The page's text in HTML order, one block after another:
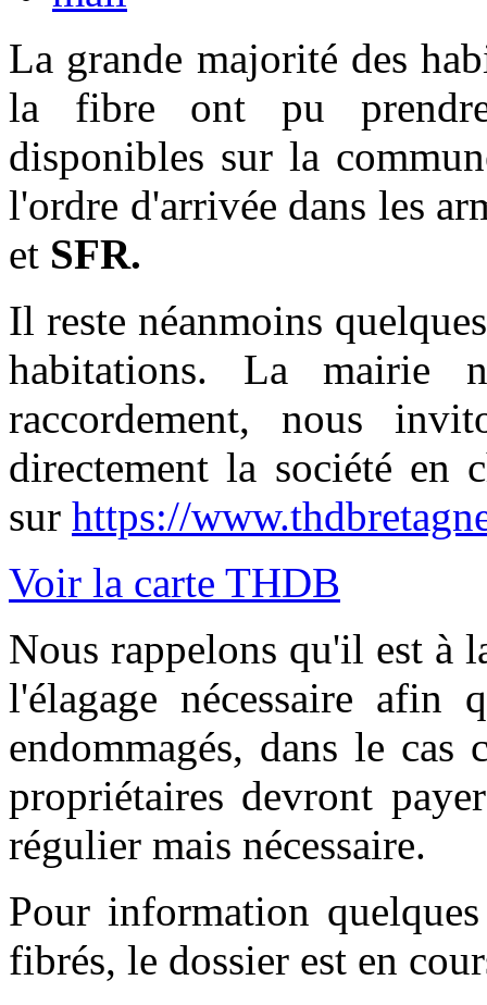
La grande majorité des
la fibre ont pu
disponibles sur la
l'ordre d'arrivée dans les
et SFR.
Il reste néanmoins
habitations. La mairie
raccordement, nous
directement la société en
sur https://
Voir la carte THDB
Nous rappelons qu'il est à
l'élagage nécessaire
endommagés, dans le cas
propriétaires devront
régulier mais nécessaire.
Pour information
fibrés, le dossier est en